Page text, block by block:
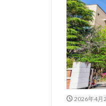
2026年4月